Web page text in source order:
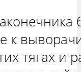
к
тягах и